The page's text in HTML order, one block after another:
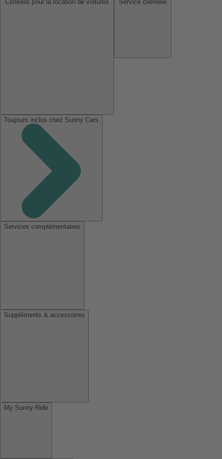
Toujours inclus chez Sunny Cars
Services complémentaires
Suppléments & accessoires
My Sunny Ride